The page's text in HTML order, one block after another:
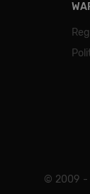
© 2009 -